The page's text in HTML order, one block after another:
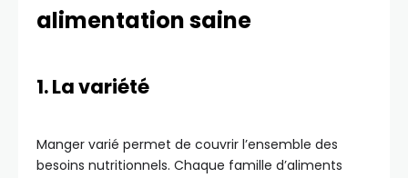
alimentation saine
1. La variété
Manger varié permet de couvrir l’ensemble des
besoins nutritionnels. Chaque famille d’aliments